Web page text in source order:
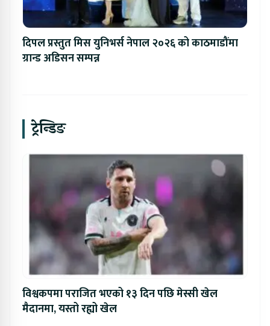
दिपल प्रस्तुत मिस युनिभर्स नेपाल २०२६ को काठमाडौंमा
ग्रान्ड अडिसन सम्पन्न
ट्रेन्डिङ
विश्वकपमा पराजित भएको १३ दिन पछि मेस्सी खेल
मैदानमा, यस्तो रह्यो खेल